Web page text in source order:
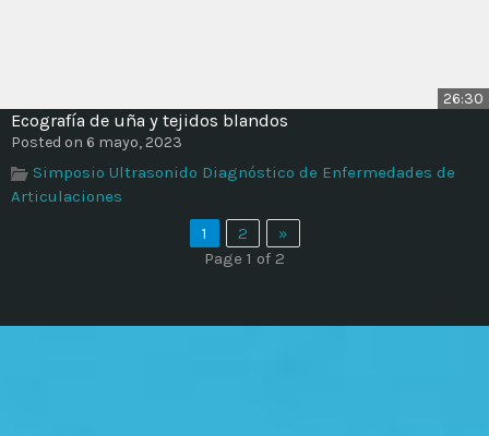
26:30
Ecografía de uña y tejidos blandos
Posted on 6 mayo, 2023
Simposio Ultrasonido Diagnóstico de Enfermedades de
Articulaciones
1
2
»
Page 1 of 2